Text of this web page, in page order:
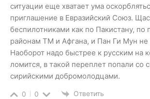
ситуации еще хватает ума
приглашение в Евразийский Союз.
беспилотниками как по Пакистану, по
районам ТМ и Афгана, и Пан Ги Мун
Наоборот надо быстрее к русским на
ломится, в такой переплет попали со
сирийскими добромолодцами.
0 0 Ответить